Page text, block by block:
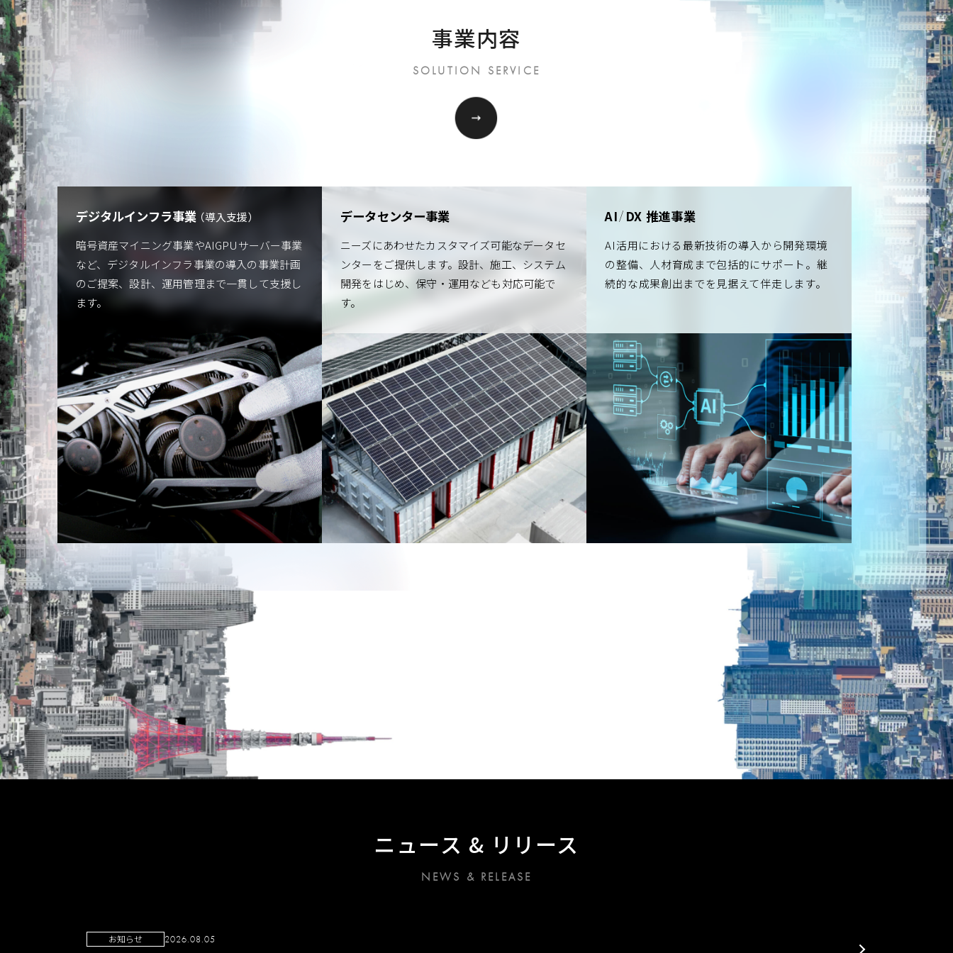
事業内容
SOLUTION SERVICE
デジタルインフラ事業
導入支援
暗号資産マイニング事業やAIGPUサーバー事業
など、デジタルインフラ事業の導入の事業計画
のご提案、設計、運用管理まで一貫して支援し
ます。
データセンター事業
ニーズにあわせたカスタマイズ可能なデータセ
ンターをご提供します。設計、施工、システム
開発をはじめ、保守・運用なども対応可能で
す。
AI/ DX 推進事業
AI活用における最新技術の導入から開発環境
の整備、人材育成まで包括的にサポート。継
続的な成果創出までを見据えて伴走します。
ニュース & リリース
NEWS & RELEASE
お知らせ 2026.08.05